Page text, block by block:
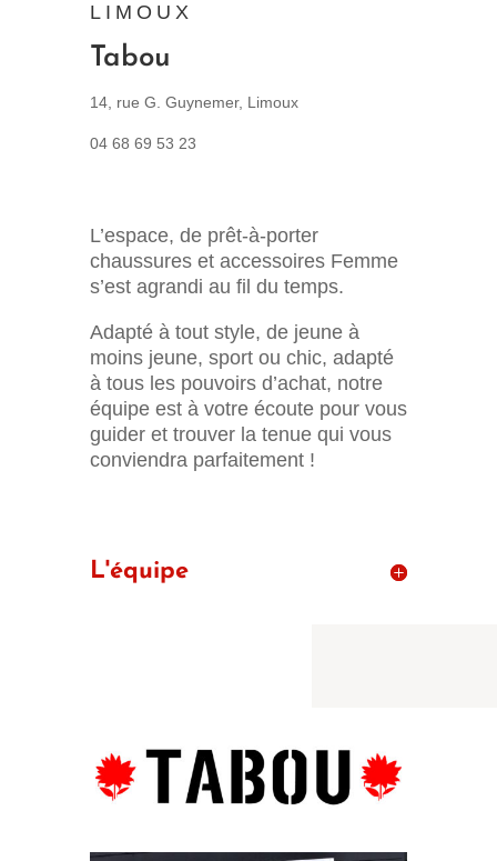
LIMOUX
Tabou
14, rue G. Guynemer, Limoux
04 68 69 53 23
L’espace, de prêt-à-porter
chaussures et accessoires Femme
s’est agrandi au fil du temps.
Adapté à tout style, de jeune à
moins jeune, sport ou chic, adapté
à tous les pouvoirs d’achat, notre
équipe est à votre écoute pour vous
guider et trouver la tenue qui vous
conviendra parfaitement !
L'équipe